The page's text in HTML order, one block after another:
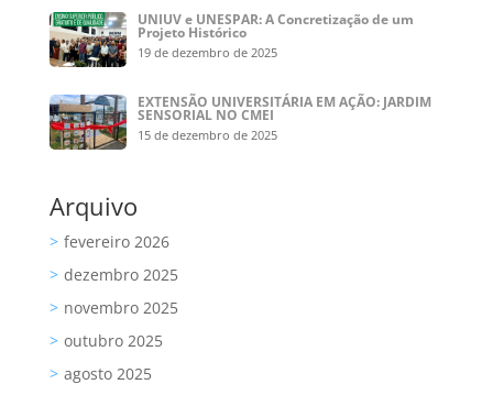
UNIUV e UNESPAR: A Concretização de um
Projeto Histórico
19 de dezembro de 2025
EXTENSÃO UNIVERSITÁRIA EM AÇÃO: JARDIM
SENSORIAL NO CMEI
15 de dezembro de 2025
Arquivo
fevereiro 2026
dezembro 2025
novembro 2025
outubro 2025
agosto 2025